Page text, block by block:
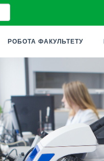
РОБОТА ФАКУЛЬТЕТУ